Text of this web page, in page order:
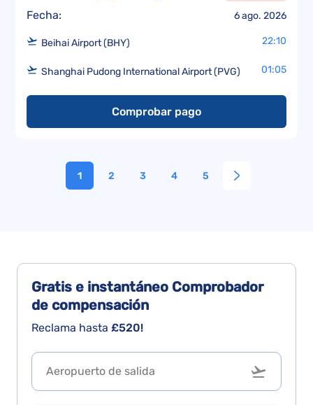
Fecha: 6 ago. 2026
Beihai Airport (BHY) 22:10
Shanghai Pudong International Airport (PVG) 01:05
Comprobar pago
1 2 3 4 5
Gratis e instantáneo Comprobador
de compensación
Reclama hasta £520!